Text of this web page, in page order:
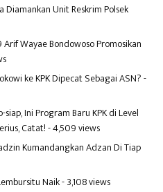
Diamankan Unit Reskrim Polsek
Wayae Bondowoso Promosikan
ke KPK Dipecat Sebagai ASN?-
Ini Program Baru KPK di Level
Catat!- 4,509 views
Kumandangkan Adzan Di Tiap
Naik- 3,108 views